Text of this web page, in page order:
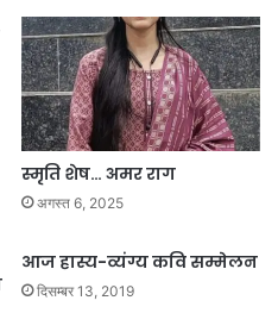
स्मृति शेष… अमर राग
अगस्त 6, 2025
आज हास्य-व्यंग्य कवि सम्मेलन
दिसम्बर 13, 2019